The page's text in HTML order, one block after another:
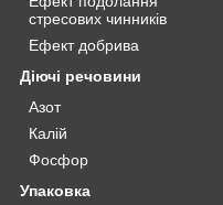
стресових чинників
Ефект добрива
Діючі речовини
Азот
Калій
Фосфор
Упаковка